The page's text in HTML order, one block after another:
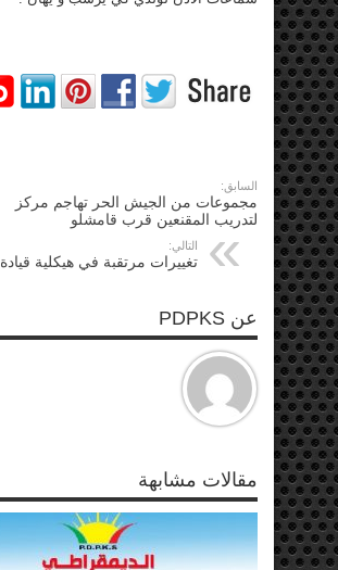
السابق:
مجموعات من الجيش الحر تهاجم مركز
لتدريب المقنعين قرب قامشلو
التالي:
تغييرات مرتقبة في هيكلية قيادة KCK
عن PDPKS
مقالات مشابهة